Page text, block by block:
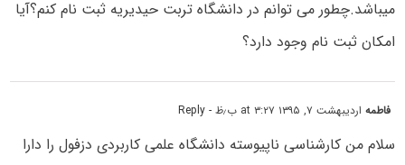
میباشد.چطور می توانم در دانشگاه تربت حیدیریه ثبت نام کنم؟آیا
امکان ثبت نام وجود دارد؟
فاطمهاردیبهشت ۷, ۱۳۹۵ at ۳:۲۷ ب٫ظ - Reply
سلام من کارشناسی ناپیوسته دانشگاه علمی کاربردی دزفول را دارا